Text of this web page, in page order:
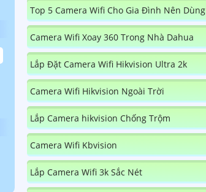
Top 5 Camera Wifi Cho Gia Đình Nên Dùng
Camera Wifi Xoay 360 Trong Nhà Dahua
Lắp Đặt Camera Wifi Hikvision Ultra 2k
Camera Wifi Hikvision Ngoài Trời
Lắp Camera hikvision Chống Trộm
Camera Wifi Kbvision
Lắp Camera Wifi 3k Sắc Nét